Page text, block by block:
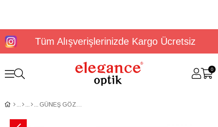
Tüm Alışverişlerinizde Kargo Ücretsiz
0
GÜNEŞ GÖZLÜĞÜ VERSACE VE2225 12526G60